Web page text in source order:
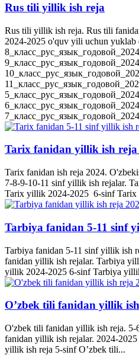
Rus tili yillik ish reja
Rus tili yillik ish reja. Rus tili
2024-2025 o'quv yili uchun
Tarix fanidan yillik ish reja
Tarix fanidan ish reja 2024.
7-8-9-10-11 sinf yillik ish rejalar.
Tarix yillik 2024-2025 6-sinf
Tarbiya fanidan 5-11 sinf
Tarbiya fanidan 5-11 sinf yillik ish
fanidan yillik ish rejalar. Tarbiya
yillik 2024-2025 6-sinf Tarbiya
O’zbek tili fanidan yillik
O'zbek tili fanidan yillik ish reja.
fanidan yillik ish rejalar. 2024-
yillik ish reja 5-sinf O’zbek tili...